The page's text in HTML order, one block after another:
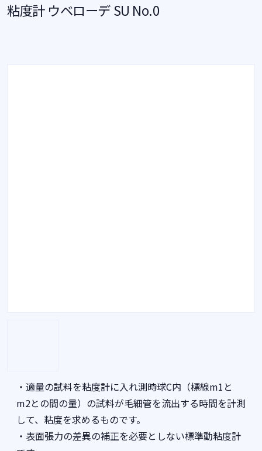
粘度計 ウベローデ SU No.0
・適量の試料を粘度計に入れ測時球C内（標線m1と
m2との間の量）の試料が毛細管を流出する時間を計測
して、粘度を求めるものです。
・表面張力の差異の補正を必要としない標準動粘度計